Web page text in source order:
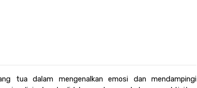
tua dalam mengenalkan emosi dan mendampingi